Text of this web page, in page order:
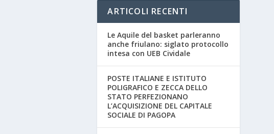
ARTICOLI RECENTI
Le Aquile del basket parleranno
anche friulano: siglato protocollo
intesa con UEB Cividale
POSTE ITALIANE E ISTITUTO
POLIGRAFICO E ZECCA DELLO
STATO PERFEZIONANO
L’ACQUISIZIONE DEL CAPITALE
SOCIALE DI PAGOPA